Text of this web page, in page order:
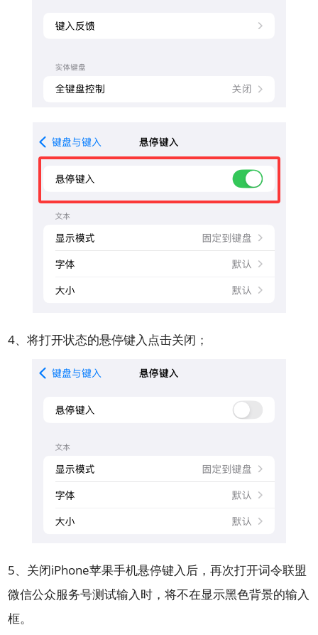
4、将打开状态的悬停键入点击关闭；
5、关闭iPhone苹果手机悬停键入后，再次打开词令联盟
微信公众服务号测试输入时，将不在显示黑色背景的输入
框。